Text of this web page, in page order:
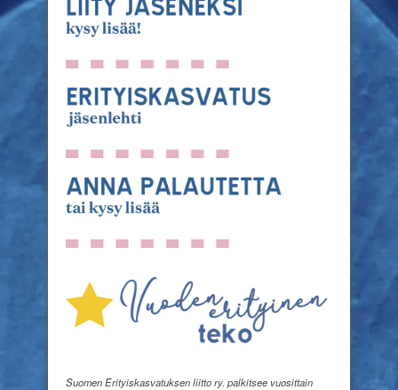
Suomen Erityiskasvatuksen liitto ry. palkitsee vuosittain